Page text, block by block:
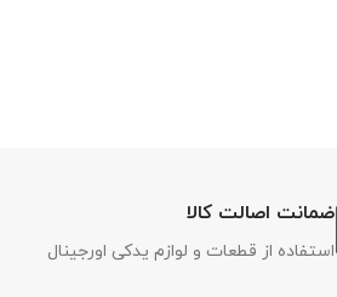
ضمانت اصالت کالا
استفاده از قطعات و لوازم یدکی اورجینال